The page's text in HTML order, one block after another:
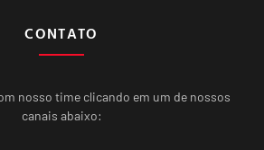
CONTATO
nosso time clicando em um de nossos
canais abaixo: